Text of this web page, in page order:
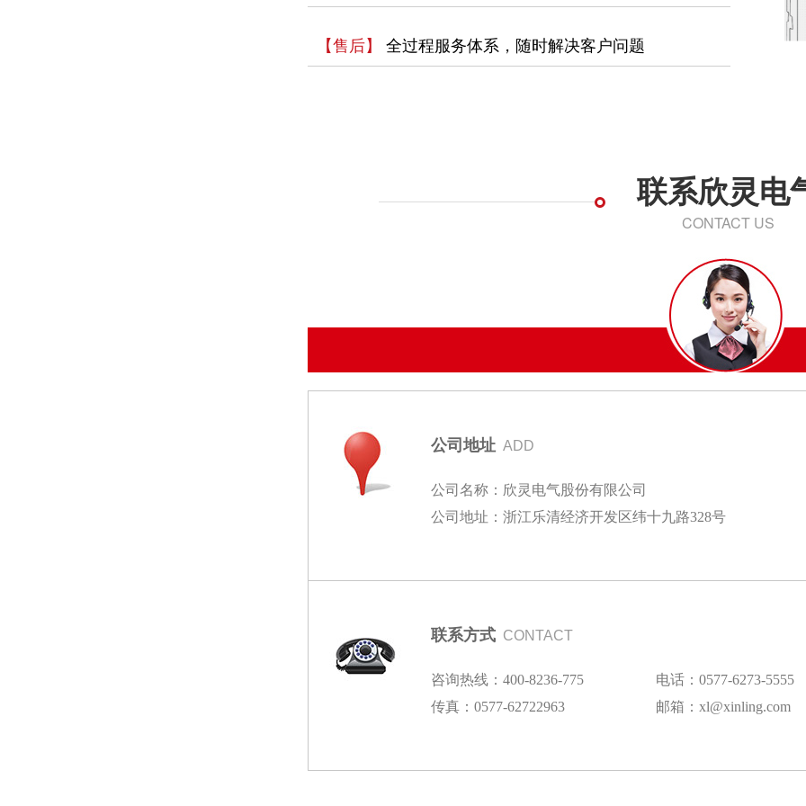
【售后】 全过程服务体系，随时解决客户问题
联系欣灵电
CONTACT US
公司地址 ADD
公司名称：欣灵电气股份有限公司
公司地址：浙江乐清经济开发区纬十九路328号
联系方式 CONTACT
咨询热线：400-8236-775
电话：0577-6273-5555
传真：0577-62722963
邮箱：xl@xinling.com